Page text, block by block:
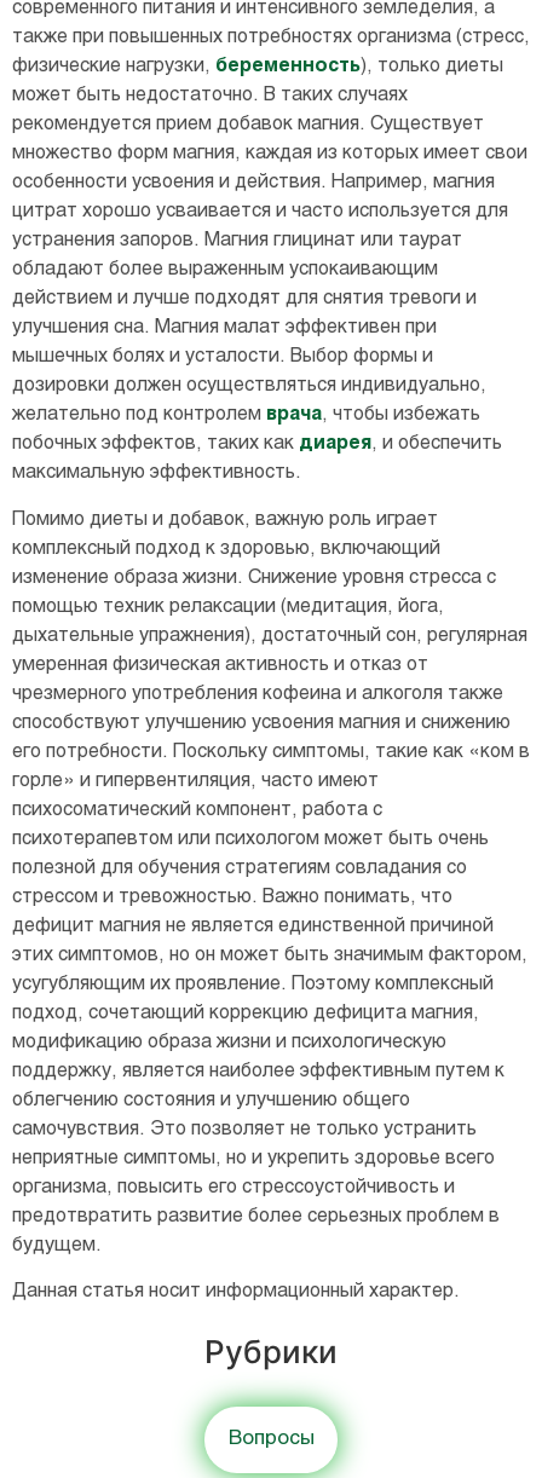
современного питания и интенсивного земледелия, а
также при повышенных потребностях организма (стресс,
физические нагрузки, беременность), только диеты
может быть недостаточно. В таких случаях
рекомендуется прием добавок магния. Существует
множество форм магния, каждая из которых имеет свои
особенности усвоения и действия. Например, магния
цитрат хорошо усваивается и часто используется для
устранения запоров. Магния глицинат или таурат
обладают более выраженным успокаивающим
действием и лучше подходят для снятия тревоги и
улучшения сна. Магния малат эффективен при
мышечных болях и усталости. Выбор формы и
дозировки должен осуществляться индивидуально,
желательно под контролем врача, чтобы избежать
побочных эффектов, таких как диарея, и обеспечить
максимальную эффективность.
Помимо диеты и добавок, важную роль играет
комплексный подход к здоровью, включающий
изменение образа жизни. Снижение уровня стресса с
помощью техник релаксации (медитация, йога,
дыхательные упражнения), достаточный сон, регулярная
умеренная физическая активность и отказ от
чрезмерного употребления кофеина и алкоголя также
способствуют улучшению усвоения магния и снижению
его потребности. Поскольку симптомы, такие как «ком в
горле» и гипервентиляция, часто имеют
психосоматический компонент, работа с
психотерапевтом или психологом может быть очень
полезной для обучения стратегиям совладания со
стрессом и тревожностью. Важно понимать, что
дефицит магния не является единственной причиной
этих симптомов, но он может быть значимым фактором,
усугубляющим их проявление. Поэтому комплексный
подход, сочетающий коррекцию дефицита магния,
модификацию образа жизни и психологическую
поддержку, является наиболее эффективным путем к
облегчению состояния и улучшению общего
самочувствия. Это позволяет не только устранить
неприятные симптомы, но и укрепить здоровье всего
организма, повысить его стрессоустойчивость и
предотвратить развитие более серьезных проблем в
будущем.
Данная статья носит информационный характер.
Рубрики
Вопросы